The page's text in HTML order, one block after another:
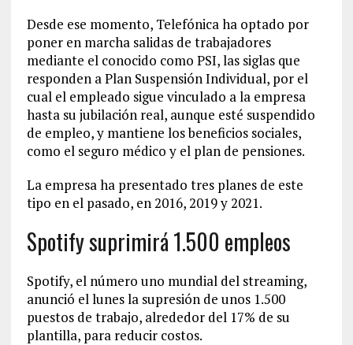
Desde ese momento, Telefónica ha optado por
poner en marcha salidas de trabajadores
mediante el conocido como PSI, las siglas que
responden a Plan Suspensión Individual, por el
cual el empleado sigue vinculado a la empresa
hasta su jubilación real, aunque esté suspendido
de empleo, y mantiene los beneficios sociales,
como el seguro médico y el plan de pensiones.
La empresa ha presentado tres planes de este
tipo en el pasado, en 2016, 2019 y 2021.
Spotify suprimirá 1.500 empleos
Spotify, el número uno mundial del streaming,
anunció el lunes la supresión de unos 1.500
puestos de trabajo, alrededor del 17% de su
plantilla, para reducir costos.